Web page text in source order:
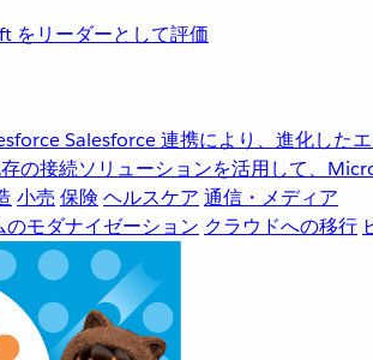
をリーダーとして評価
Salesforce 連携により、進化した
の接続ソリューションを活用して、
小売 保険 ヘルスケア 通信・メディア
のモダナイゼーション クラウドへの移行